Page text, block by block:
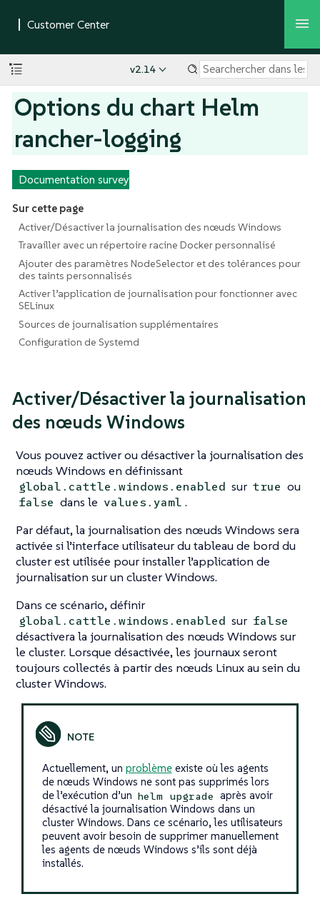
v2.14
Options du chart Helm
rancher-logging
Documentation survey
Sur cette page
Activer/Désactiver la journalisation des nœuds Windows
Travailler avec un répertoire racine Docker personnalisé
Ajouter des paramètres NodeSelector et des tolérances pour
des taints personnalisés
Activer l’application de journalisation pour fonctionner avec
SELinux
Sources de journalisation supplémentaires
Configuration de Systemd
Activer/Désactiver la journalisation
des nœuds Windows
Vous pouvez activer ou désactiver la journalisation des
nœuds Windows en définissant
global.cattle.windows.enabled sur true ou
false dans le values.yaml .
Par défaut, la journalisation des nœuds Windows sera
activée si l’interface utilisateur du tableau de bord du
cluster est utilisée pour installer l’application de
journalisation sur un cluster Windows.
Dans ce scénario, définir
global.cattle.windows.enabled sur false
désactivera la journalisation des nœuds Windows sur
le cluster. Lorsque désactivée, les journaux seront
toujours collectés à partir des nœuds Linux au sein du
cluster Windows.
Actuellement, un problèmeexiste où les agents
de nœuds Windows ne sont pas supprimés lors
de l’exécution d’un helm upgrade après avoir
désactivé la journalisation Windows dans un
cluster Windows. Dans ce scénario, les utilisateurs
peuvent avoir besoin de supprimer manuellement
les agents de nœuds Windows s’ils sont déjà
installés.